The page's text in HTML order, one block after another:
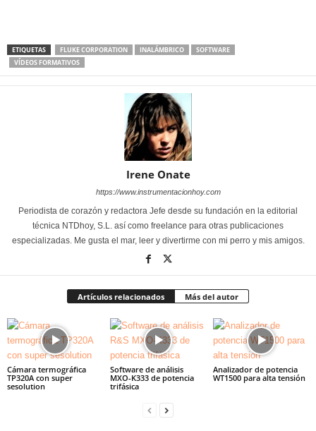
ETIQUETAS FLUKE CORPORATION INALÁMBRICO
SOFTWARE
VÍDEOS FORMATIVOS
Irene Onate
https://www.instrumentacionhoy.com
Periodista de corazón y redactora Jefe desde su fundación en la editorial
técnica NTDhoy, S.L. así como freelance para otras publicaciones
especializadas. Me gusta el mar, leer y divertirme con mi perro y mis amigos.
Artículos relacionados Más del autor
Cámara termográfica
TP320A con super
sesolution
Software de análisis
MXO-K333 de potencia
trifásica
Analizador de potencia
WT1500 para alta tensión